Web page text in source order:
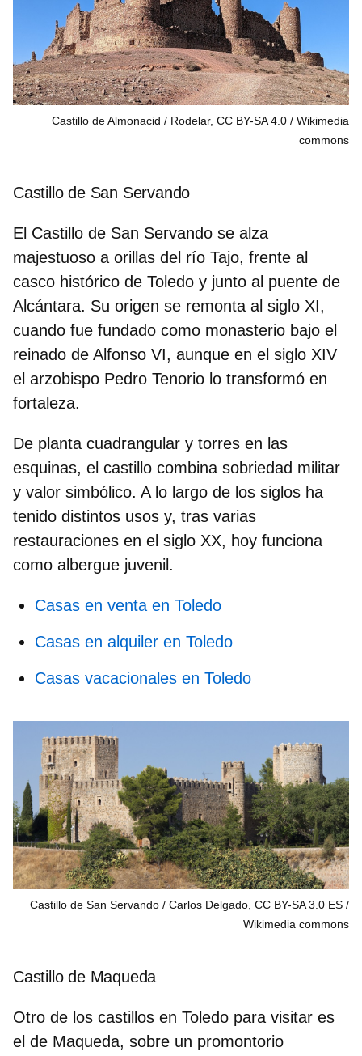
Castillo de Almonacid / Rodelar, CC BY-SA 4.0
Wikimedia
commons
Castillo de San Servando
El Castillo de San Servando se alza
majestuoso a orillas del río Tajo, frente al
casco histórico de Toledo y junto al puente de
Alcántara. Su origen se remonta al siglo XI,
cuando fue fundado como monasterio bajo el
reinado de Alfonso VI, aunque en el siglo XIV
el arzobispo Pedro Tenorio lo transformó en
fortaleza.
De planta cuadrangular y torres en las
esquinas, el castillo combina sobriedad militar
y valor simbólico. A lo largo de los siglos ha
tenido distintos usos y, tras varias
restauraciones en el siglo XX, hoy funciona
como albergue juvenil.
Casas en venta en Toledo
Casas en alquiler en Toledo
Casas vacacionales en Toledo
Castillo de San Servando / Carlos Delgado, CC BY-SA 3.0 ES
Wikimedia commons
Castillo de Maqueda
Otro de los castillos en Toledo para visitar es
el de Maqueda, sobre un promontorio